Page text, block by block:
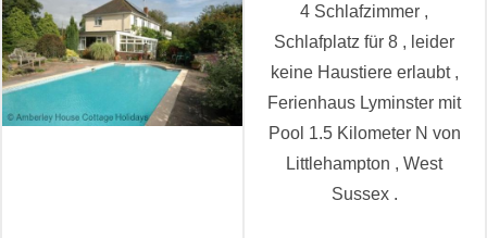
4 Schlafzimmer ,
Schlafplatz für 8 , leider
keine Haustiere erlaubt ,
Ferienhaus Lyminster mit
Pool 1.5 Kilometer N von
Littlehampton , West
Sussex .